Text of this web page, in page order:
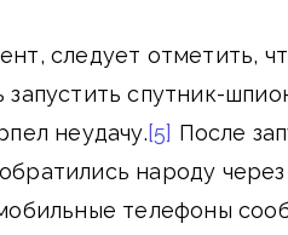
следует отметить,
запустить спутник-
неудачу.[5] После
народу
телефоны